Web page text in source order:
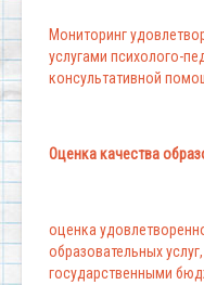
Мониторинг
услугами психолого-
консультативной
Оценка качества
оценка
образовательных
государственными